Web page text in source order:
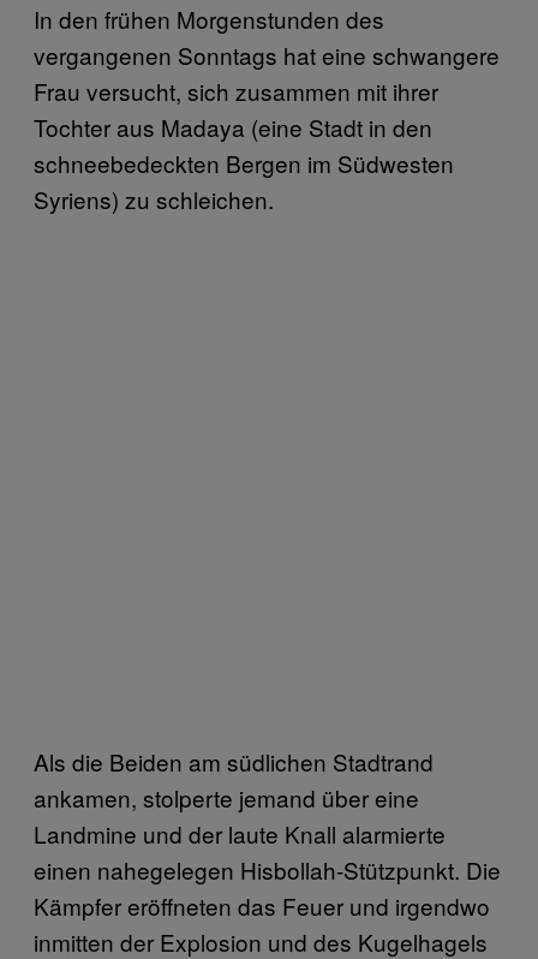
In den frühen Morgenstunden des
vergangenen Sonntags hat eine schwangere
Frau versucht, sich zusammen mit ihrer
Tochter aus Madaya (eine Stadt in den
schneebedeckten Bergen im Südwesten
Syriens) zu schleichen.
Als die Beiden am südlichen Stadtrand
ankamen, stolperte jemand über eine
Landmine und der laute Knall alarmierte
einen nahegelegen Hisbollah-Stützpunkt. Die
Kämpfer eröffneten das Feuer und irgendwo
inmitten der Explosion und des Kugelhagels